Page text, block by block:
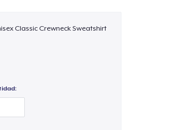
Classic Crewneck Sweatshirt